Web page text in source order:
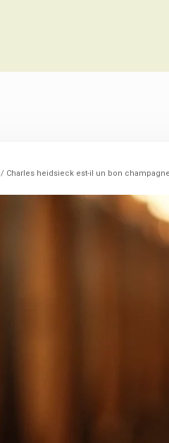
/ Charles heidsieck est-il un bon